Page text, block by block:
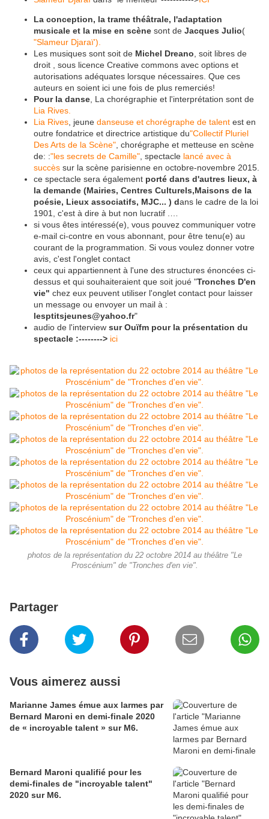
La conception, la trame théâtrale, l'adaptation
musicale et la mise en scène sont de Jacques Julio(
"Slameur Djaraï').
Les musiques sont soit de Michel Dreano , soit libres de
droit , sous licence Creative commons avec options et
autorisations adéquates lorsque nécessaires. Que ces
auteurs en soient ici une fois de plus remerciés!
Pour la danse , La chorégraphie et l'interprétation sont de
Lia Rives.
Lia Rives , jeune danseuse et chorégraphe de talent est en
outre fondatrice et directrice artistique du"Collectif Pluriel
Des Arts de la Scène" , chorégraphe et metteuse en scène
de: :"les secrets de Camille" , spectacle lancé avec à
succès sur la scène parisienne en octobre-novembre 2015.
ce spectacle sera également porté dans d'autres lieux, à
la demande (Mairies, Centres Culturels,Maisons de la
poésie, Lieux associatifs, MJC... ) dans le cadre de la loi
1901, c'est à dire à but non lucratif .…
si vous êtes intéressé(e), vous pouvez communiquer votre
e-mail ci-contre en vous abonnant, pour être tenu(e) au
courant de la programmation. Si vous voulez donner votre
avis, c'est l'onglet contact
ceux qui appartiennent à l'une des structures énoncées ci-
dessus et qui souhaiteraient que soit joué "Tronches D'en
vie" chez eux peuvent utiliser l'onglet contact pour laisser
un message ou envoyer un mail à :
lesptitsjeunes@yahoo.fr"
audio de l'interview sur Ouïfm pour la présentation du
spectacle :--------> ici
photos de la représentation du 22 octobre 2014 au théâtre "Le
Proscénium" de "Tronches d'en vie".
Partager
Vous aimerez aussi
Marianne James émue aux larmes par
Bernard Maroni en demi-finale 2020
de « incroyable talent » sur M6.
Bernard Maroni qualifié pour les
demi-finales de "incroyable talent"
2020 sur M6.